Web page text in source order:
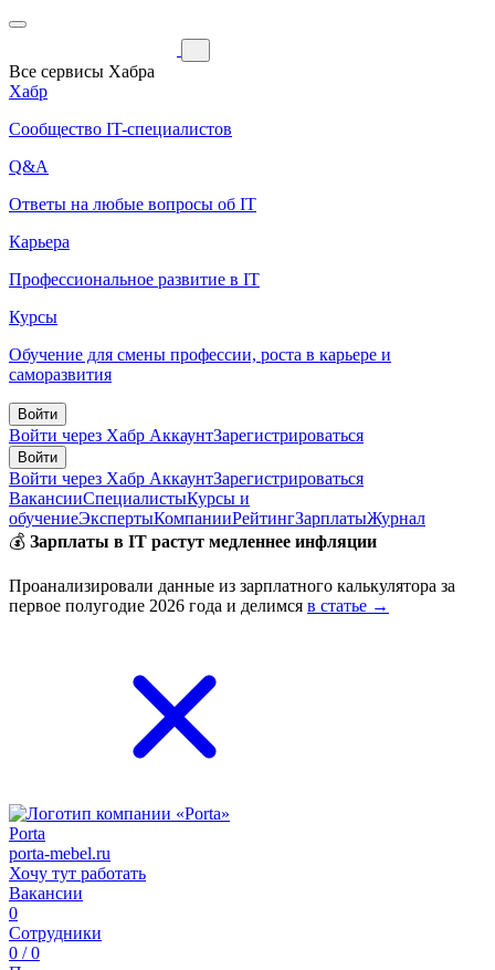
Все сервисы Хабра
Хабр
Сообщество IT-специалистов
Q&A
Ответы на любые вопросы об IT
Карьера
Профессиональное развитие в IT
Курсы
Обучение для смены профессии, роста в карьере и
саморазвития
Войти
Войти через Хабр АккаунтЗарегистрироваться
Войти
Войти через Хабр АккаунтЗарегистрироваться
ВакансииСпециалистыКурсы и
обучениеЭкспертыКомпанииРейтингЗарплатыЖурнал
💰 Зарплаты в IT растут медленнее инфляции
Проанализировали данные из зарплатного калькулятора за
первое полугодие 2026 года и делимся в статье →
Porta
porta-mebel.ru
Хочу тут работать
Вакансии
0
Сотрудники
0 / 0